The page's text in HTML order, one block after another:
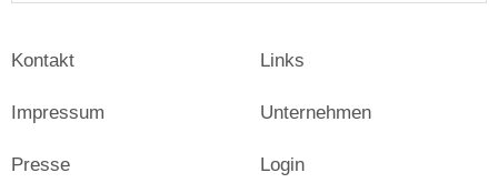
Kontakt
Impressum
Presse
Links
Unternehmen
Login